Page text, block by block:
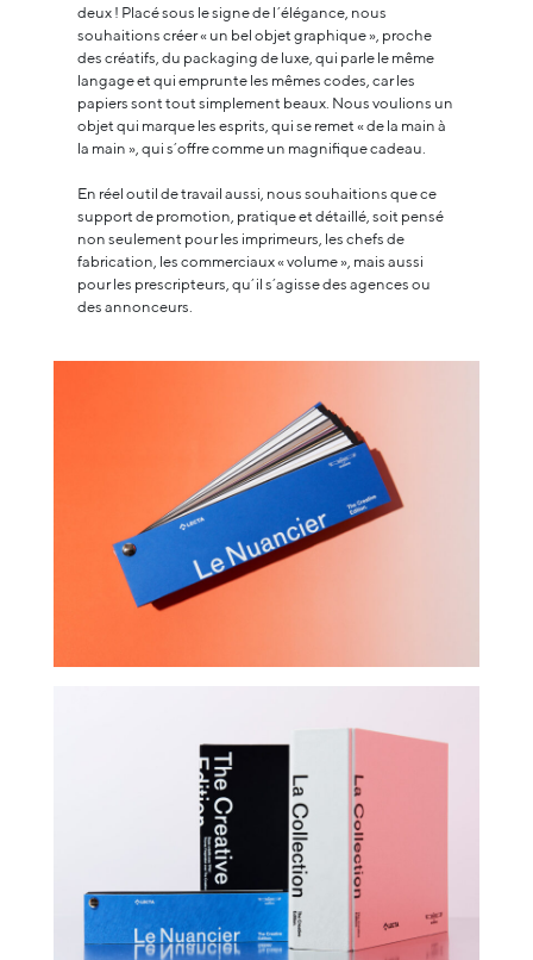
deux ! Placé sous le signe de l’élégance, nous
souhaitions créer « un bel objet graphique », proche
des créatifs, du packaging de luxe, qui parle le même
langage et qui emprunte les mêmes codes, car les
papiers sont tout simplement beaux. Nous voulions un
objet qui marque les esprits, qui se remet « de la main à
la main », qui s’offre comme un magnifique cadeau.
En réel outil de travail aussi, nous souhaitions que ce
support de promotion, pratique et détaillé, soit pensé
non seulement pour les imprimeurs, les chefs de
fabrication, les commerciaux « volume », mais aussi
pour les prescripteurs, qu’il s’agisse des agences ou
des annonceurs.